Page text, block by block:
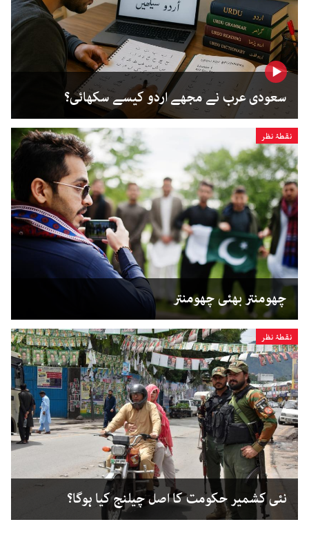
سعودی عرب نے مجھے اردو کیسے سکھائی؟
نقطۂ نظر
چھومنتر بھئی چھومنتر
نقطۂ نظر
نئی کشمیر حکومت کا اصل چیلنج کیا ہوگا؟